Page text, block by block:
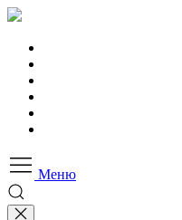
Меню